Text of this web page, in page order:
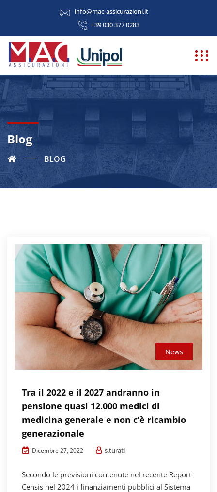
info@mac-assicurazioni.it
+39 030 377 0283
Blog
BLOG
News
Tra il 2022 e il 2027 andranno in
pensione quasi 12.000 medici di
medicina generale e non c’è ricambio
generazionale
Dicembre 27, 2022 s.turati
Secondo le previsioni contenute nel recente Report
Censis nel 2024 i finanziamenti pubblici al Sistema